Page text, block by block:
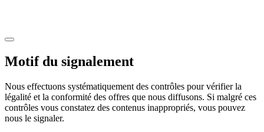
Motif du signalement
Nous effectuons systématiquement des contrôles pour vérifier la
légalité et la conformité des offres que nous diffusons. Si malgré ces
contrôles vous constatez des contenus inappropriés, vous pouvez
nous le signaler.